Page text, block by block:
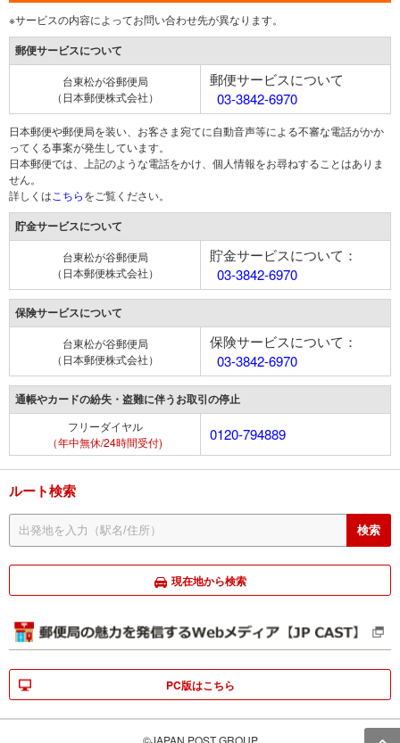
※サービスの内容によってお問い合わせ先が異なります。
郵便サービスについて
台東松が谷郵便局
（日本郵便株式会社）
郵便サービスについて
03-3842-6970
日本郵便や郵便局を装い、お客さま宛てに自動音声等による不審な電話がかか
ってくる事案が発生しています。
日本郵便では、上記のような電話をかけ、個人情報をお尋ねすることはありま
せん。
詳しくは こちらをご覧ください。
貯金サービスについて
台東松が谷郵便局
（日本郵便株式会社）
貯金サービスについて：
03-3842-6970
保険サービスについて
台東松が谷郵便局
（日本郵便株式会社）
保険サービスについて：
03-3842-6970
通帳やカードの紛失・盗難に伴うお取引の停止
フリーダイヤル
（年中無休/24時間受付)
0120-794889
ルート検索
現在地から検索
PC版はこちら